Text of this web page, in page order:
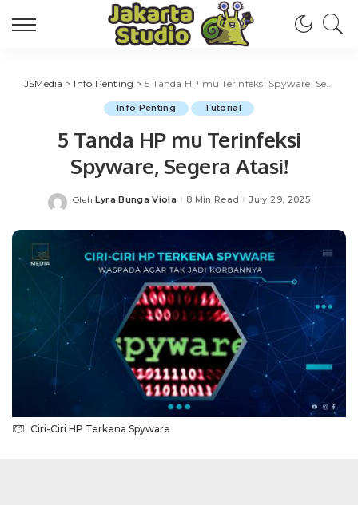
JSMedia > Info Penting >5 Tanda HP mu Terinfeksi Spyware, Segera Atasi!
Info Penting Tutorial
5 Tanda HP mu Terinfeksi
Spyware, Segera Atasi!
Posted
Oleh Lyra Bunga Viola 8 Min Read July 29, 2025
Ciri-Ciri HP Terkena Spyware